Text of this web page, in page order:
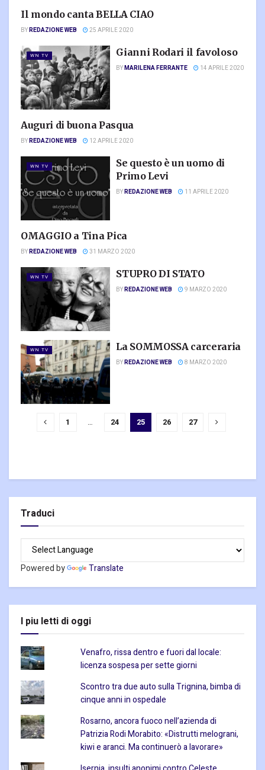
WN TV
Il mondo canta BELLA CIAO
BYREDAZIONE WEB 25 APRILE 2020
WN TV Gianni Rodari il favoloso
BYMARILENA FERRANTE 14 APRILE 2020
WN TV
Auguri di buona Pasqua
BYREDAZIONE WEB 12 APRILE 2020
WN TV
Se questo è un uomo di
Primo Levi
BYREDAZIONE WEB 11 APRILE 2020
WN TV
OMAGGIO a Tina Pica
BYREDAZIONE WEB 31 MARZO 2020
WN TV STUPRO DI STATO
BYREDAZIONE WEB 9 MARZO 2020
WN TV La SOMMOSSA carceraria
BYREDAZIONE WEB 8 MARZO 2020
1 … 24 25 26 27
Traduci
Powered by Translate
I piu letti di oggi
Venafro, rissa dentro e fuori dal locale:
licenza sospesa per sette giorni
Scontro tra due auto sulla Trignina, bimba di
cinque anni in ospedale
Rosarno, ancora fuoco nell’azienda di
Patrizia Rodi Morabito: «Distrutti melograni,
kiwi e aranci. Ma continuerò a lavorare»